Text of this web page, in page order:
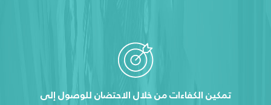
تمكين الكفاءات من خلال الاحتضان للوصول إلى